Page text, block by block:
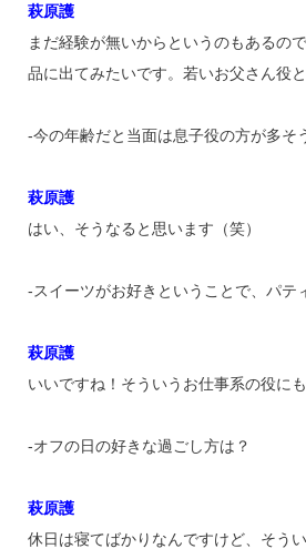
萩原護
まだ経験が無いからというのもあるの
品に出てみたいです。若いお父さん役と
‐今の年齢だと当面は息子役の方が多そ
萩原護
はい、そうなると思います（笑）
‐スイーツがお好きということで、パテ
萩原護
いいですね！そういうお仕事系の役に
‐オフの日の好きな過ごし方は？
萩原護
休日は寝てばかりなんですけど、そう